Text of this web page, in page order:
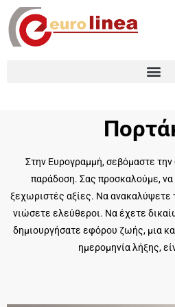
Στην Ευρογραμμή, σεβόμαστε την
παράδοση. Σας προσκαλούμε, να
ξεχωριστές αξίες. Να ανακαλύψετε
νιώσετε ελεύθεροι. Να έχετε
δημιουργήσατε εφόρου ζωής, μια
ημερομηνία λήξης,